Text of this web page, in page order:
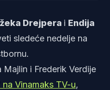
Drejpera i Endija
sledeće nedelje na
Majlin i Frederik Verdije
Vinamaks TV-u,